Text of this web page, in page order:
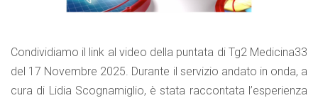
Condividiamo il link al video della puntata di Tg2 Medicina33
del 17 Novembre 2025. Durante il servizio andato in onda, a
cura di Lidia Scognamiglio, è stata raccontata l’esperienza